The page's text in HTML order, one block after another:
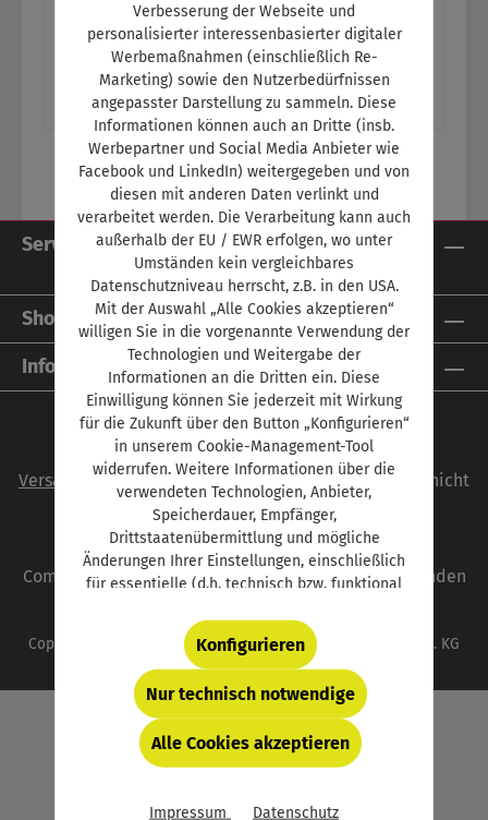
Titelthema: Ein Autoleben lang?Green NCAP
analysiert die Klima- und
Umweltverträglichkeit von Pkw Ein Thema im
Schulungstei… Mehr
Service-Hotline
Shop Service
Informationen
Alle Preise inkl. gesetzl. Mehrwertsteuer zzgl.
Versandkostenund ggf. Nachnahmegebühren, wenn nicht
anders angegeben.
autoFACHMANN ist eine Marke der Vogel
Communications Group. Unser gesamtes Angebot finden
Copyright © 2026 Vogel Communications Group GmbH & Co. KG
Verbesserung der Webseite und
personalisierter interessenbasierter digitaler
Werbemaßnahmen (einschließlich Re-
Marketing) sowie den Nutzerbedürfnissen
angepasster Darstellung zu sammeln. Diese
Informationen können auch an Dritte (insb.
Werbepartner und Social Media Anbieter wie
Facebook und LinkedIn) weitergegeben und von
diesen mit anderen Daten verlinkt und
verarbeitet werden. Die Verarbeitung kann auch
außerhalb der EU / EWR erfolgen, wo unter
Umständen kein vergleichbares
Datenschutzniveau herrscht, z.B. in den USA.
Mit der Auswahl „Alle Cookies akzeptieren“
willigen Sie in die vorgenannte Verwendung der
Technologien und Weitergabe der
Informationen an die Dritten ein. Diese
Einwilligung können Sie jederzeit mit Wirkung
für die Zukunft über den Button „Konfigurieren“
in unserem Cookie-Management-Tool
widerrufen. Weitere Informationen über die
verwendeten Technologien, Anbieter,
Speicherdauer, Empfänger,
Drittstaatenübermittlung und mögliche
Änderungen Ihrer Einstellungen, einschließlich
für essentielle (d.h. technisch bzw. funktional
verlinkten Datenschutzerklärung und hinter
dem Button „Konfigurieren“.
Nur technisch notwendige
Konfigurieren
Alle Cookies akzeptieren
Impressum Datenschutz